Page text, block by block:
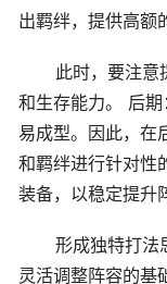
出羁绊，提供高额
此时，要注意
和生存能力。 后
易成型。因此，在
和羁绊进行针对性
装备，以稳定提升
形成独特打法
灵活调整阵容的基